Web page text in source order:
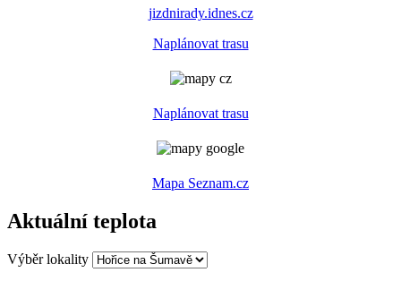
jizdnirady.idnes.cz
Naplánovat trasu
Naplánovat trasu
Mapa Seznam.cz
Aktuální teplota
Výběr lokality